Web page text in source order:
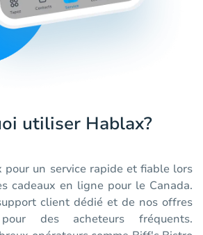
utiliser Hablax?
pour un service rapide et fiable lors
cadeaux en ligne pour le Canada.
client dédié et de nos offres
pour des acheteurs fréquents.